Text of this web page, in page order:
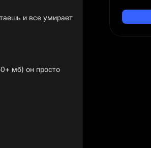
и все умирает
мб) он просто